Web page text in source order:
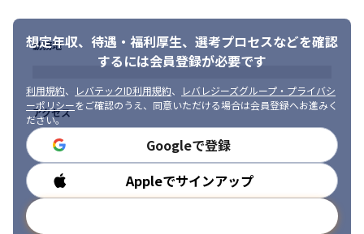
bravesoftの主力事業として急成長するサービスに携われる
イベントの需要が市場で高まっており、問い合わせは日々急増し
ています。また、上場準備中というフェーズでもあるため、
ダクトに参画できる面白さや楽しさは今しか味わえません！
魅力②
高い技術力のチームメンバーと共に開発ができる
eventosの開発メンバーは、エンジニア経験が10年以上のベテラ
ンが中心に構成されております。エンジニアにとって名誉のあ
る”ベストハッカー賞”を受賞した社員も在籍しており、eventos
だけでなくbravesoftを代表するメンバーと共に働き、非常に高い
レベルの開発経験が得られます。
想定年収、待遇・福利厚生、 選考プロセスなどを確認
するには会員登録が必要です
利用規約、 レバテックID利用規約、
レバレジーズグループ・プライバシ
ーポリシーをご確認のうえ、同意いただける場合は会員登録へお進みく
ださい。
Googleで登録
Appleでサインアップ
勤務地
アクセス
勤務時間